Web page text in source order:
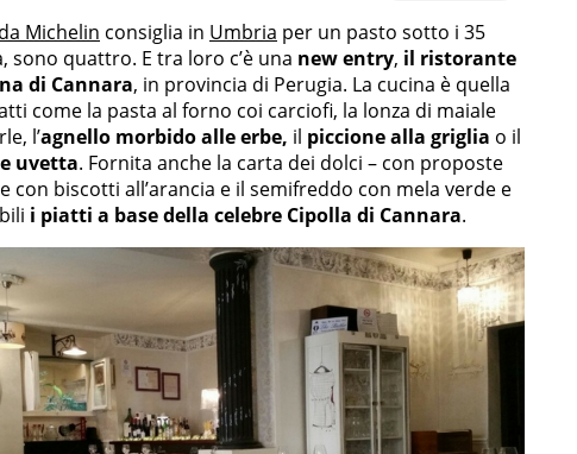
Michelin consiglia in Umbria per un pasto sotto i 35
sono quattro. E tra loro c’è una new entry, il ristorante
di Cannara, in provincia di Perugia. La cucina è quella
come la pasta al forno coi carciofi, la lonza di maiale
l’agnello morbido alle erbe, il piccione alla griglia o il
uvetta. Fornita anche la carta dei dolci – con proposte
con biscotti all’arancia e il semifreddo con mela verde e
i piatti a base della celebre Cipolla di Cannara.